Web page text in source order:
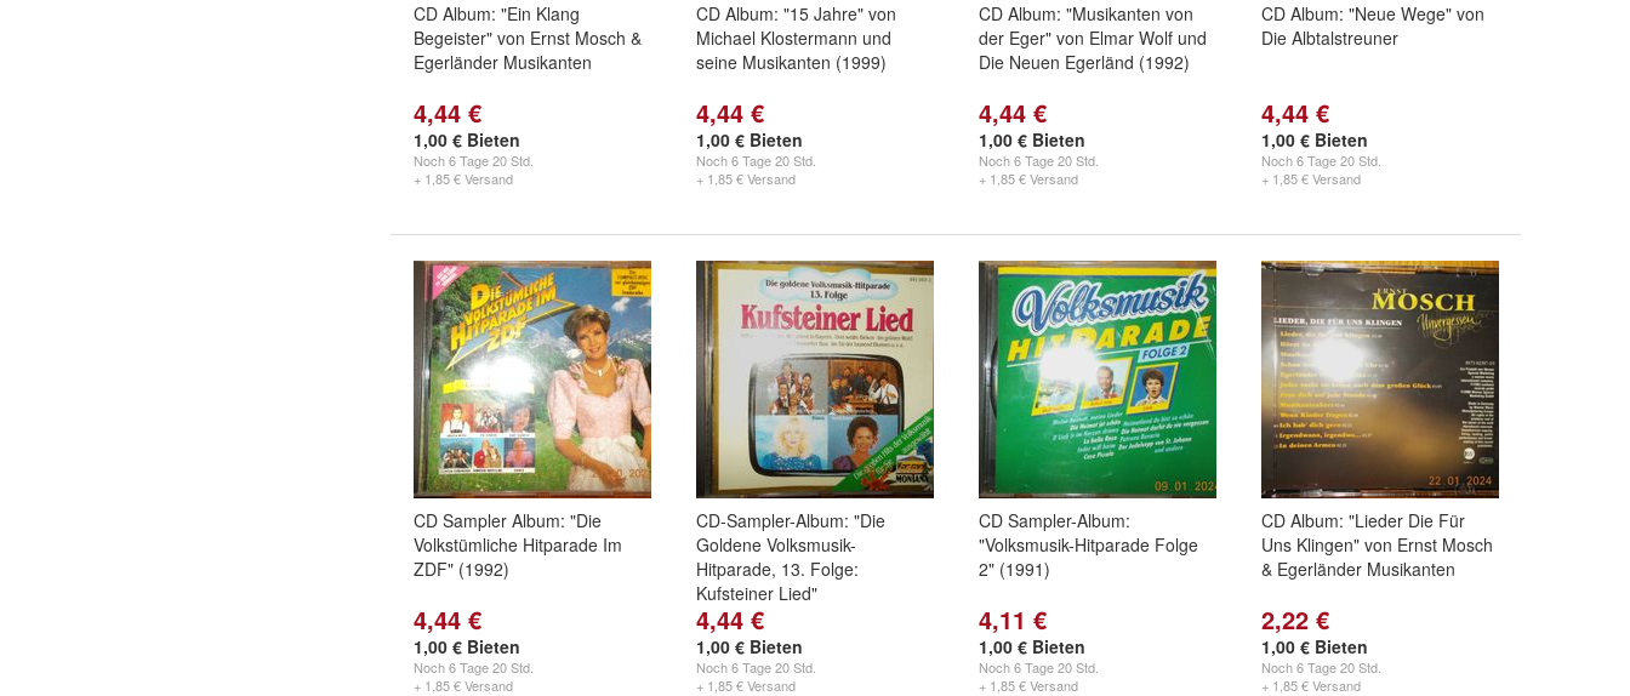
CD Album: "Ein Klang
Begeister" von Ernst Mosch &
Egerländer Musikanten
4,44 €
1,00 € Bieten
Noch6 Tage 20 Std.
+ 1,85 € Versand
CD Album: "15 Jahre" von
Michael Klostermann und
seine Musikanten (1999)
4,44 €
1,00 € Bieten
Noch6 Tage 20 Std.
+ 1,85 € Versand
CD Album: "Musikanten von
der Eger" von Elmar Wolf und
Die Neuen Egerländ (1992)
4,44 €
1,00 € Bieten
Noch6 Tage 20 Std.
+ 1,85 € Versand
CD Album: "Neue Wege" von
Die Albtalstreuner
4,44 €
1,00 € Bieten
Noch6 Tage 20 Std.
+ 1,85 € Versand
CD Sampler Album: "Die
Volkstümliche Hitparade Im
ZDF" (1992)
4,44 €
1,00 € Bieten
Noch6 Tage 20 Std.
+ 1,85 € Versand
CD-Sampler-Album: "Die
Goldene Volksmusik-
Hitparade, 13. Folge:
Kufsteiner Lied"
4,44 €
1,00 € Bieten
Noch6 Tage 20 Std.
+ 1,85 € Versand
CD Sampler-Album:
"Volksmusik-Hitparade Folge
2" (1991)
4,11 €
1,00 € Bieten
Noch6 Tage 20 Std.
+ 1,85 € Versand
CD Album: "Lieder Die Für
Uns Klingen" von Ernst Mosch
& Egerländer Musikanten
2,22 €
1,00 € Bieten
Noch6 Tage 20 Std.
+ 1,85 € Versand